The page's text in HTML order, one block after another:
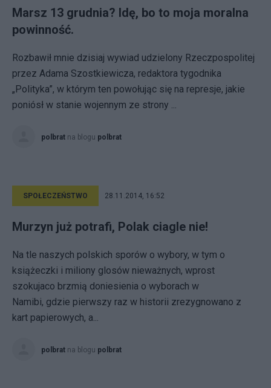
Marsz 13 grudnia? Idę, bo to moja moralna
powinność.
Rozbawił mnie dzisiaj wywiad udzielony Rzeczpospolitej
przez Adama Szostkiewicza, redaktora tygodnika
„Polityka”, w którym ten powołując się na represje, jakie
poniósł w stanie wojennym ze strony ...
polbrat na blogu polbrat
SPOŁECZEŃSTWO 28.11.2014, 16:52
Murzyn już potrafi, Polak ciagle nie!
Na tle naszych polskich sporów o wybory, w tym o
książeczki i miliony glosów nieważnych, wprost
szokujaco brzmią doniesienia o wyborach w
Namibi, gdzie pierwszy raz w historii zrezygnowano z
kart papierowych, a...
polbrat na blogu polbrat